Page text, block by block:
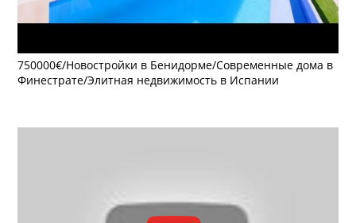
750000€/Новостройки в Бенидорме/Современные дома в
Финестрате/Элитная недвижимость в Испании